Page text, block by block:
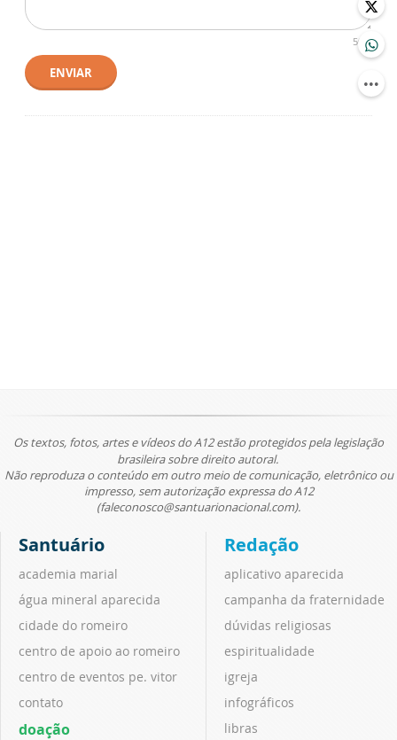
500
ENVIAR
Os textos, fotos, artes e vídeos do A12 estão protegidos pela legislação
brasileira sobre direito autoral.
Não reproduza o conteúdo em outro meio de comunicação, eletrônico ou
impresso, sem autorização expressa do A12
(faleconosco@santuarionacional.com).
Santuário
academia marial
água mineral aparecida
cidade do romeiro
centro de apoio ao romeiro
centro de eventos pe. vitor
contato
doação
Redação
aplicativo aparecida
campanha da fraternidade
dúvidas religiosas
espiritualidade
igreja
infográficos
libras